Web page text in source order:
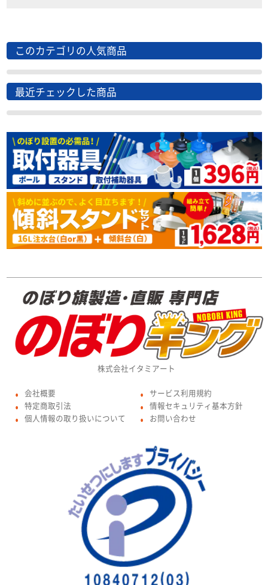
このカテゴリの人気商品
最近チェックした商品
株式会社イタミアート
● 会社概要
● 特定商取引法
● 個人情報の取り扱いについて
● サービス利用規約
● 情報セキュリティ基本方針
● お問い合わせ